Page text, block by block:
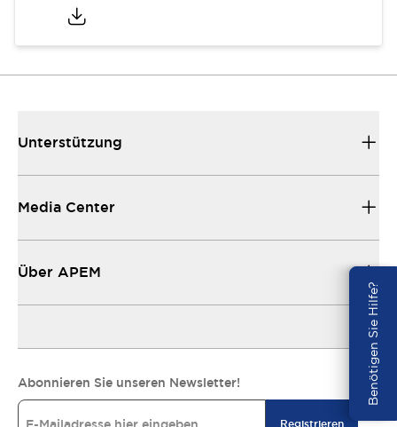
Benötigen Sie Hilfe?
Unterstützung
Media Center
Über APEM
Abonnieren Sie unseren Newsletter!
Registrieren